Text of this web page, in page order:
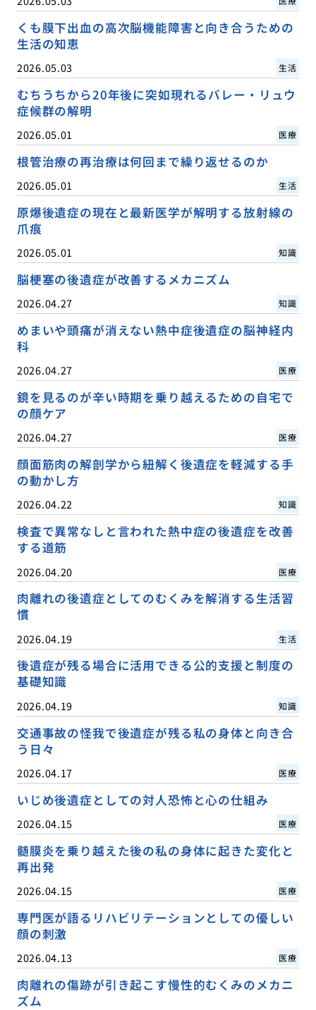
くも膜下出血の高次脳機能障害と向き合うための
生活の知恵
2026.05.03 生活
むちうちから20年後に突如現れるバレー・リュウ
症候群の解明
2026.05.01 医療
根管治療の再治療は何回まで繰り返せるのか
2026.05.01 生活
原爆後遺症の現在と最新医学が解明する放射線の
爪痕
2026.05.01 知識
脳梗塞の後遺症が改善するメカニズム
2026.04.27 知識
めまいや頭痛が消えない熱中症後遺症の脳神経内
科
2026.04.27 医療
鏡を見るのが辛い時期を乗り越えるための自宅で
の顔ケア
2026.04.27 医療
顔面筋肉の解剖学から紐解く後遺症を軽減する手
の動かし方
2026.04.22 知識
検査で異常なしと言われた熱中症の後遺症を改善
する道筋
2026.04.20 医療
肉離れの後遺症としてのむくみを解消する生活習
慣
2026.04.19 生活
後遺症が残る場合に活用できる公的支援と制度の
基礎知識
2026.04.19 知識
交通事故の怪我で後遺症が残る私の身体と向き合
う日々
2026.04.17 医療
いじめ後遺症としての対人恐怖と心の仕組み
2026.04.15 医療
髄膜炎を乗り越えた後の私の身体に起きた変化と
再出発
2026.04.15 医療
専門医が語るリハビリテーションとしての優しい
顔の刺激
2026.04.13 医療
肉離れの傷跡が引き起こす慢性的むくみのメカニ
ズム